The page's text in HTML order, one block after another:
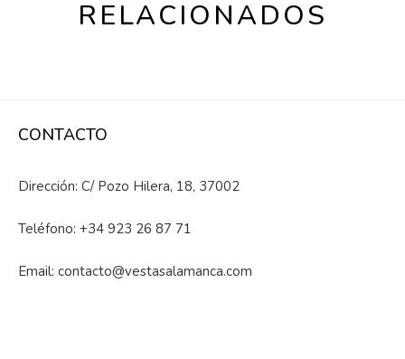
RELACIONADOS
CONTACTO
Dirección: C/ Pozo Hilera, 18, 37002
Teléfono: +34 923 26 87 71
Email: contacto@vestasalamanca.com